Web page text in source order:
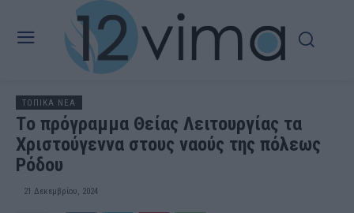
ΤΟΠΙΚΑ ΝΕΑ
Τo πρόγραμμα Θείας Λειτουργίας τα
Χριστούγεννα στους ναούς της πόλεως
Ρόδου
21 Δεκεμβρίου, 2024